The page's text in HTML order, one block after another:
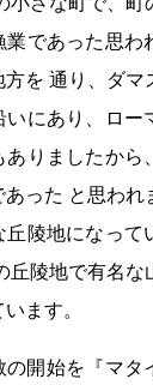
業であった思わ
を 通り、ダマ
いにあり、ロー
ありましたから
あった と思われ
丘陵地になって
丘陵地で有名な
ます。
の開始を『マタ